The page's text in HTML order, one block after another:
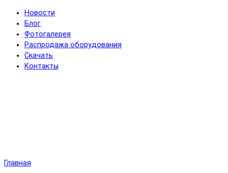
Новости
Блог
Фотогалерея
Распродажа оборудования
Скачать
Контакты
Главная